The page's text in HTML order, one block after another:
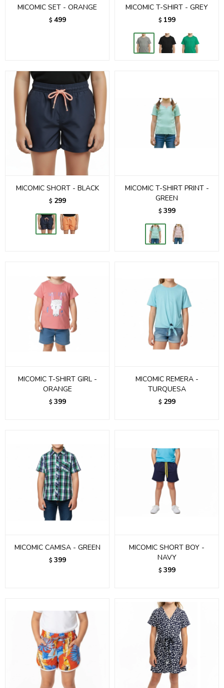
MICOMIC SET - ORANGE
$ 499
MICOMIC T-SHIRT - GREY
$ 199
MICOMIC SHORT - BLACK
$ 299
MICOMIC T-SHIRT PRINT -
GREEN
$ 399
MICOMIC T-SHIRT GIRL -
ORANGE
$ 399
MICOMIC REMERA -
TURQUESA
$ 299
MICOMIC CAMISA - GREEN
$ 399
MICOMIC SHORT BOY -
NAVY
$ 399